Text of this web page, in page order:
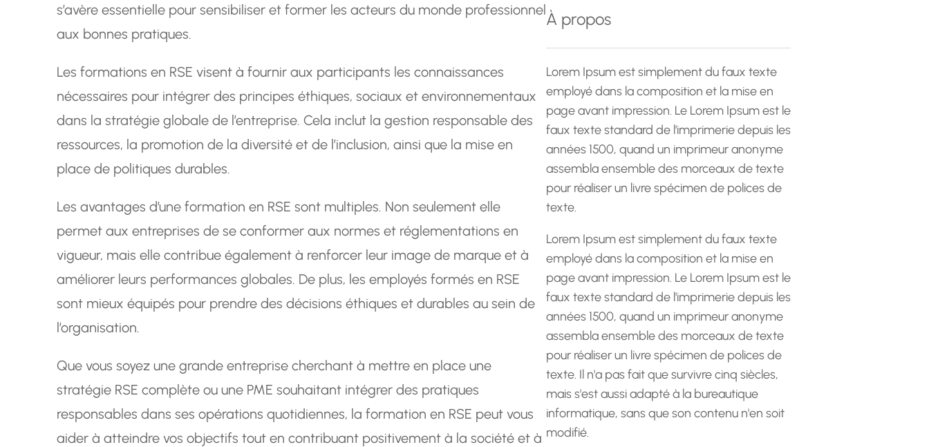
s’avère essentielle pour sensibiliser et former les acteurs du monde professionnel
aux bonnes pratiques.
Les formations en RSE visent à fournir aux participants les connaissances
nécessaires pour intégrer des principes éthiques, sociaux et environnementaux
dans la stratégie globale de l’entreprise. Cela inclut la gestion responsable des
ressources, la promotion de la diversité et de l’inclusion, ainsi que la mise en
place de politiques durables.
Les avantages d’une formation en RSE sont multiples. Non seulement elle
permet aux entreprises de se conformer aux normes et réglementations en
vigueur, mais elle contribue également à renforcer leur image de marque et à
améliorer leurs performances globales. De plus, les employés formés en RSE
sont mieux équipés pour prendre des décisions éthiques et durables au sein de
l’organisation.
Que vous soyez une grande entreprise cherchant à mettre en place une
stratégie RSE complète ou une PME souhaitant intégrer des pratiques
responsables dans ses opérations quotidiennes, la formation en RSE peut vous
aider à atteindre vos objectifs tout en contribuant positivement à la société et à
r
c
h
e
À propos
Lorem Ipsum est simplement du faux texte
employé dans la composition et la mise en
page avant impression. Le Lorem Ipsum est le
faux texte standard de l'imprimerie depuis les
années 1500, quand un imprimeur anonyme
assembla ensemble des morceaux de texte
pour réaliser un livre spécimen de polices de
texte.
Lorem Ipsum est simplement du faux texte
employé dans la composition et la mise en
page avant impression. Le Lorem Ipsum est le
faux texte standard de l'imprimerie depuis les
années 1500, quand un imprimeur anonyme
assembla ensemble des morceaux de texte
pour réaliser un livre spécimen de polices de
texte. Il n'a pas fait que survivre cinq siècles,
mais s'est aussi adapté à la bureautique
informatique, sans que son contenu n'en soit
modifié.